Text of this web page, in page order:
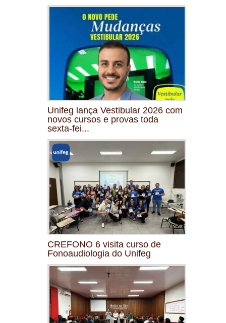
Unifeg lança Vestibular 2026 com
novos cursos e provas toda
sexta-fei...
CREFONO 6 visita curso de
Fonoaudiologia do Unifeg